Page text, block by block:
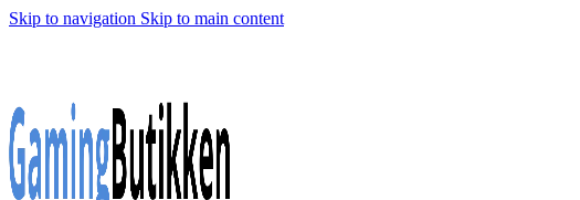
Skip to navigation Skip to main content